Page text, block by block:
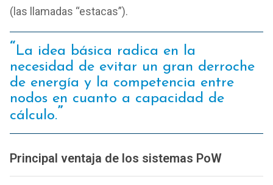
(las llamadas “estacas”).
La idea básica radica en la
necesidad de evitar un gran derroche
de energía y la competencia entre
nodos en cuanto a capacidad de
cálculo.
Principal ventaja de los sistemas PoW